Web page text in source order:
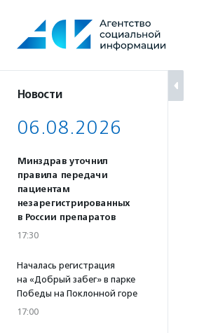
содержанию
Новости
06.08.2026
Минздрав уточнил
правила передачи
пациентам
незарегистрированных
в России препаратов
17:30
Началась регистрация
на «Добрый забег» в парке
Победы на Поклонной горе
17:00